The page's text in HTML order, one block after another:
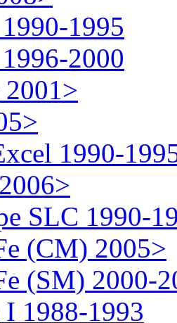
1995
2000
1990-
SLC 1990-
(CM) 2005>
(SM) 2000-
I 1988-1993